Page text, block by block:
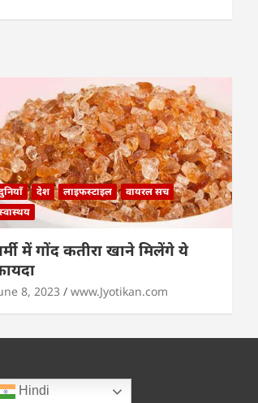
देश लाइफस्टाइल
वायरल सच
में गोंद कतीरा खाने मिलेंगे ये
8, 2023 www.Jyotikan.com
Hindi